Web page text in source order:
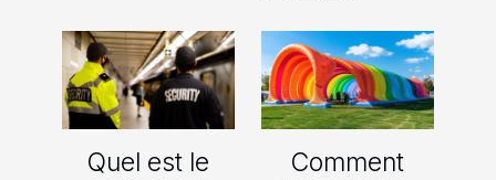
Quel est le
Comment